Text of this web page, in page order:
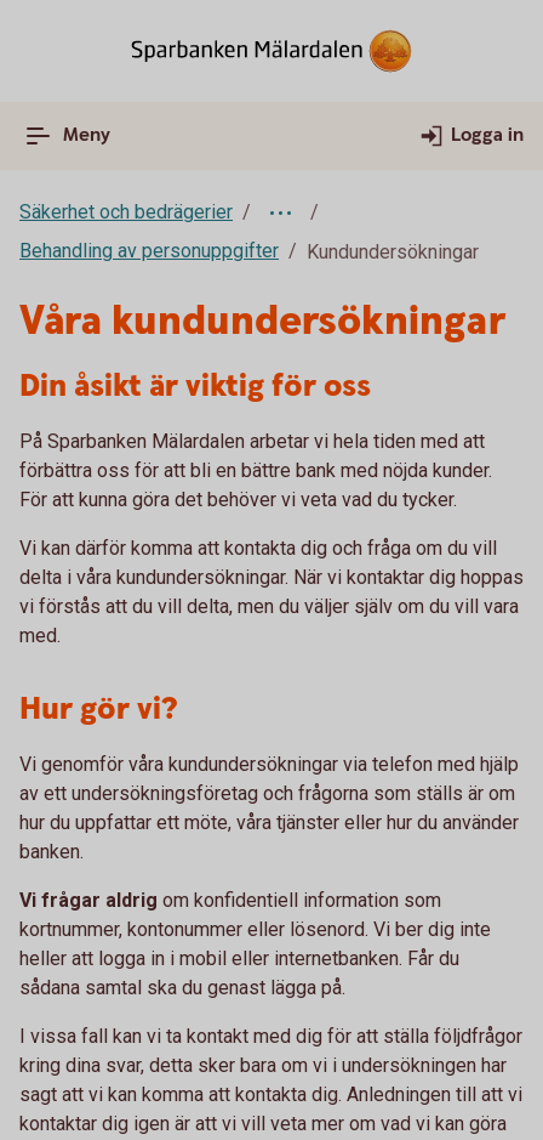
Meny Logga in
Säkerhet och bedrägerier
Behandling av personuppgifter
Kundundersökningar
Våra kundundersökningar
Din åsikt är viktig för oss
På Sparbanken Mälardalen arbetar vi hela tiden med att
förbättra oss för att bli en bättre bank med nöjda kunder.
För att kunna göra det behöver vi veta vad du tycker.
Vi kan därför komma att kontakta dig och fråga om du vill
delta i våra kundundersökningar. När vi kontaktar dig hoppas
vi förstås att du vill delta, men du väljer själv om du vill vara
med.
Hur gör vi?
Vi genomför våra kundundersökningar via telefon med hjälp
av ett undersökningsföretag och frågorna som ställs är om
hur du uppfattar ett möte, våra tjänster eller hur du använder
banken.
Vi frågar aldrig om konfidentiell information som
kortnummer, kontonummer eller lösenord. Vi ber dig inte
heller att logga in i mobil eller internetbanken. Får du
sådana samtal ska du genast lägga på.
I vissa fall kan vi ta kontakt med dig för att ställa följdfrågor
kring dina svar, detta sker bara om vi i undersökningen har
sagt att vi kan komma att kontakta dig. Anledningen till att vi
kontaktar dig igen är att vi vill veta mer om vad vi kan göra